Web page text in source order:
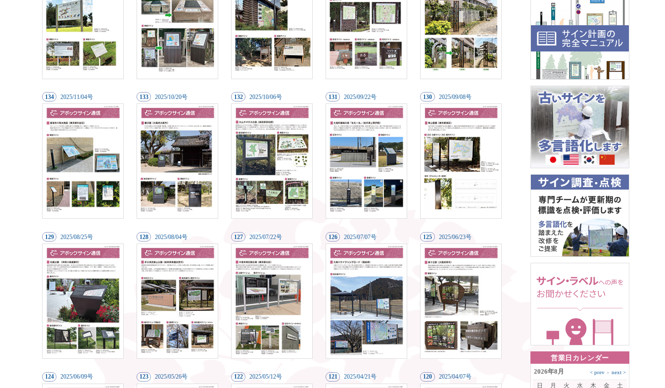
134 2025/11/04号 133 2025/10/20号 132 2025/10/06号 131 2025/09/22号 130 2025/09/08号
129 2025/08/25号 128 2025/08/04号 127 2025/07/22号 126 2025/07/07号 125 2025/06/23号
124 2025/06/09号 123 2025/05/26号 122 2025/05/12号 121 2025/04/21号 120 2025/04/07号
営業日カレンダー
2026年8月
日 月 火 水 木 金 土